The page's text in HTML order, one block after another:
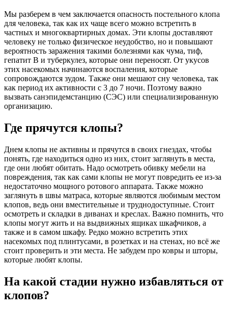
Мы разберем в чем заключается опасность постельного клопа
для человека, так как их чаще всего можно встретить в
частных и многоквартирных домах. Эти клопы доставляют
человеку не только физическое неудобство, но и повышают
вероятность заражения такими болезнями как чума, тиф,
гепатит В и туберкулез, которые они переносят. От укусов
этих насекомых начинаются воспаления, которые
сопровождаются зудом. Также они мешают сну человека, так
как период их активности с 3 до 7 ночи. Поэтому важно
вызвать санэпидемстанцию (СЭС) или специализированную
организацию.
Где прячутся клопы?
Днем клопы не активны и прячутся в своих гнездах, чтобы
понять, где находиться одно из них, стоит заглянуть в места,
где они любят обитать. Надо осмотреть обивку мебели на
повреждения, так как сами клопы не могут повредить ее из-за
недостаточно мощного ротового аппарата. Также можно
заглянуть в швы матраса, которые являются любимым местом
клопов, ведь они вместительные и труднодоступные. Стоит
осмотреть и складки в диванах и креслах. Важно помнить, что
клопы могут жить и на выдвижных ящиках шкафчиков, а
также и в самом шкафу. Редко можно встретить этих
насекомых под плинтусами, в розетках и на стенах, но всё же
стоит проверить и эти места. Не забудем про ковры и шторы,
которые любят клопы.
На какой стадии нужно избавляться от
клопов?